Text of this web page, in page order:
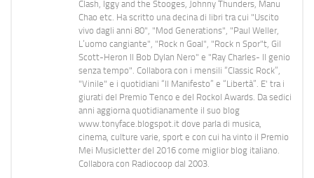
Clash, Iggy and the Stooges, Johnny Thunders, Manu
Chao etc. Ha scritto una decina di libri tra cui "Uscito
vivo dagli anni 80", "Mod Generations", "Paul Weller,
L’uomo cangiante", "Rock n Goal", "Rock n Spor"t, Gil
Scott-Heron Il Bob Dylan Nero" e "Ray Charles- Il genio
senza tempo". Collabora con i mensili “Classic Rock”,
"Vinile" e i quotidiani “Il Manifesto” e “Libertà”. E' tra i
giurati del Premio Tenco e del Rockol Awards. Da sedici
anni aggiorna quotidianamente il suo blog
www.tonyface.blogspot.it dove parla di musica,
cinema, culture varie, sport e con cui ha vinto il Premio
Mei Musicletter del 2016 come miglior blog italiano.
Collabora con Radiocoop dal 2003.